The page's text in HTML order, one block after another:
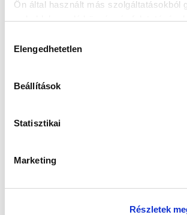
Ön által használt más szolgáltatásokból
weboldalon való böngészés
kiválasztása
Elengedhetetlen
Beállítások
Statisztikai
Marketing
Részletek